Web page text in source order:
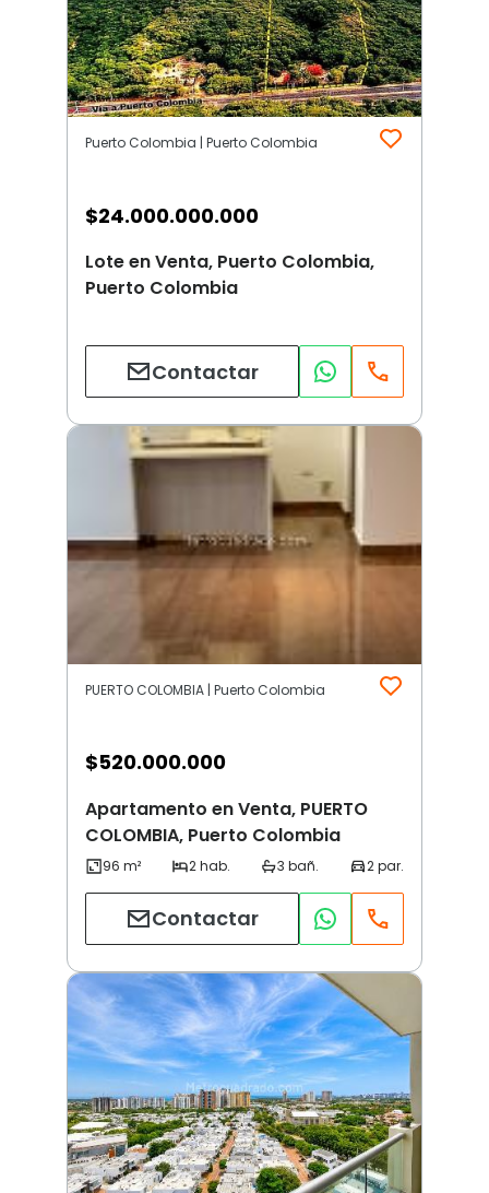
Puerto Colombia | Puerto Colombia
$24.000.000.000
Lote en Venta, Puerto Colombia,
Puerto Colombia
Contactar
PUERTO COLOMBIA | Puerto Colombia
$520.000.000
Apartamento en Venta, PUERTO
COLOMBIA, Puerto Colombia
Contactar